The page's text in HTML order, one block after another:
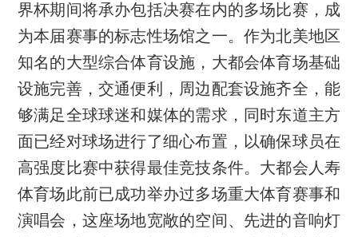
界杯期间将承办包括决赛在内的多场比赛，成
为本届赛事的标志性场馆之一。作为北美地区
知名的大型综合体育设施，大都会体育场基础
设施完善，交通便利，周边配套设施齐全，能
够满足全球球迷和媒体的需求，同时东道主方
面已经对球场进行了细心布置，以确保球员在
高强度比赛中获得最佳竞技条件。大都会人寿
体育场此前已成功举办过多场重大体育赛事和
演唱会，这座场地宽敞的空间、先进的音响灯